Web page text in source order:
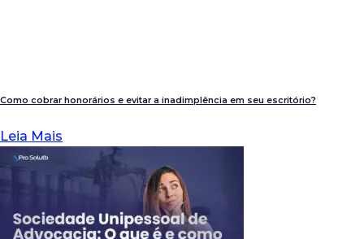
Como cobrar honorários e evitar a inadimplência em seu escritório?
Leia Mais